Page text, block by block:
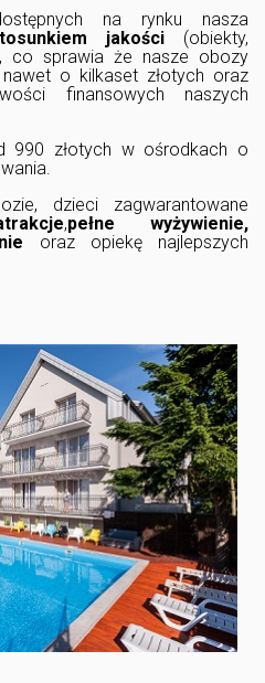
na rynku nasza
jakości(obiekty,
co sprawia że nasze obozy
o kilkaset złotych oraz
finansowych naszych
990 złotych w ośrodkach o
dzieci zagwarantowane
,pełne wyżywienie,
oraz opiekę najlepszych